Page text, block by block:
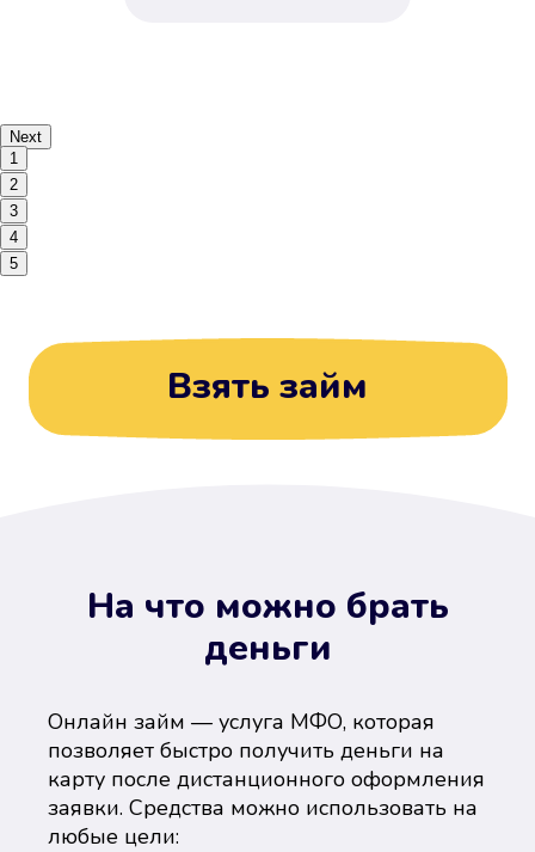
Next
1
2
3
4
5
Взять займ
На что можно брать
деньги
Онлайн займ — услуга МФО, которая
позволяет быстро получить деньги на
карту после дистанционного оформления
заявки. Средства можно использовать на
любые цели: